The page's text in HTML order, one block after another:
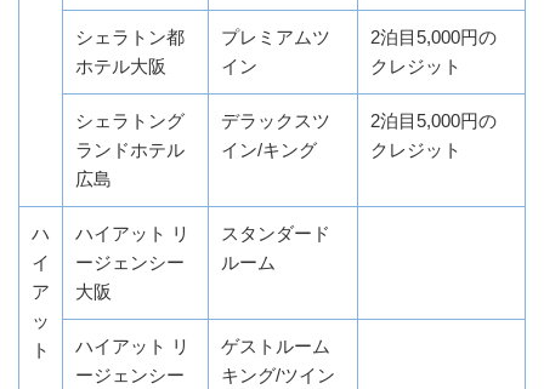
シェラトン都
ホテル大阪
プレミアムツ
イン
2泊目5,000円の
クレジット
シェラトング
ランドホテル
広島
デラックスツ
イン/キング
2泊目5,000円の
クレジット
ハ
イ
ア
ッ
ト
ハイアット リ
ージェンシー
大阪
スタンダード
ルーム
ハイアット リ
ージェンシー
ゲストルーム
キング/ツイン